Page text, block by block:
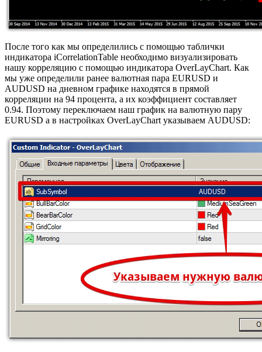
После того как мы определились с помощью таблички
индикатора iCorrelationTable необходимо визуализировать
нашу корреляцию с помощью индикатора OverLayChart. Как
мы уже определили ранее валютная пара EURUSD и
AUDUSD на дневном графике находятся в прямой
корреляции на 94 процента, а их коэффициент составляет
0.94. Поэтому переключаем наш график на валютную пару
EURUSD а в настройках OverLayChart указываем AUDUSD: